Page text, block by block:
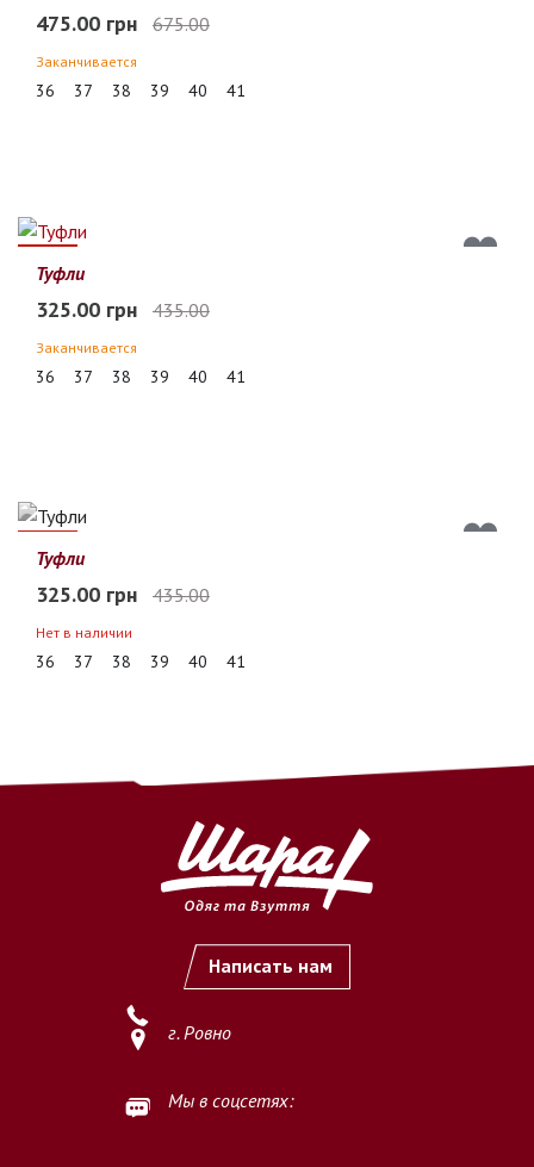
475.00 грн 675.00
Заканчивается
36 37 38 39 40 41
25%
Туфли
325.00 грн 435.00
Заканчивается
36 37 38 39 40 41
25%
Туфли
325.00 грн 435.00
Нет в наличии
36 37 38 39 40 41
Написать нам
г. Ровно
Мы в соцсетях: